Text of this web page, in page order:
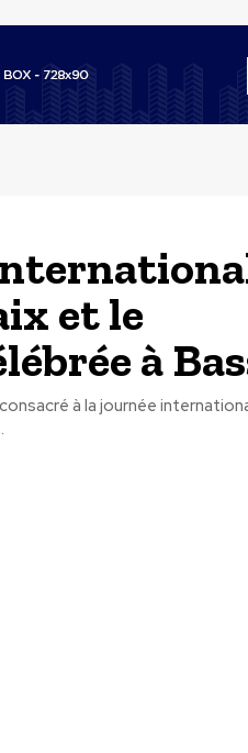
et le
à
à la journée